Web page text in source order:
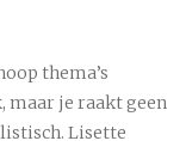
thema’s
maar je raakt geen
Lisette